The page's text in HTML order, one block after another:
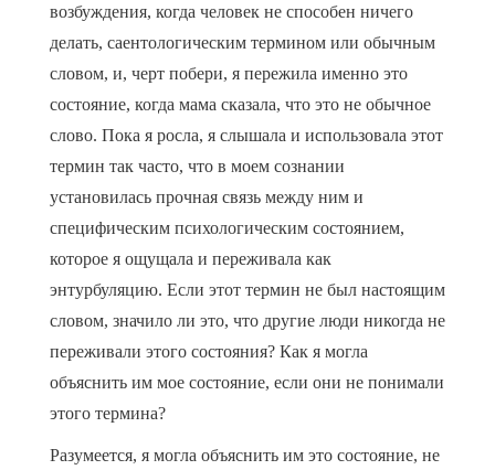
возбуждения, когда человек не способен ничего
делать, саентологическим термином или обычным
словом, и, черт побери, я пережила именно это
состояние, когда мама сказала, что это не обычное
слово. Пока я росла, я слышала и использовала этот
термин так часто, что в моем сознании
установилась прочная связь между ним и
специфическим психологическим состоянием,
которое я ощущала и переживала как
энтурбуляцию. Если этот термин не был настоящим
словом, значило ли это, что другие люди никогда не
переживали этого состояния? Как я могла
объяснить им мое состояние, если они не понимали
этого термина?
Разумеется, я могла объяснить им это состояние, не